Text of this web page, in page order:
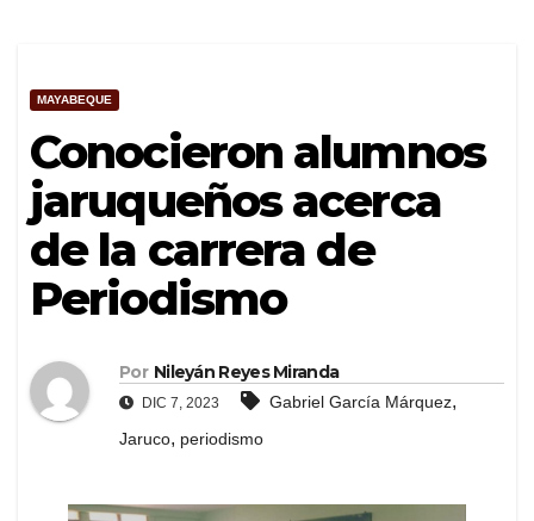
MAYABEQUE
Conocieron alumnos
jaruqueños acerca
de la carrera de
Periodismo
Por Nileyán Reyes Miranda
DIC 7, 2023 Gabriel García Márquez,
Jaruco, periodismo